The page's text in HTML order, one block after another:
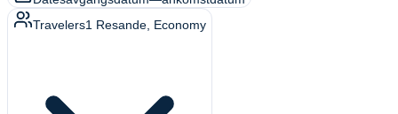
Travelers1 Resande , Economy